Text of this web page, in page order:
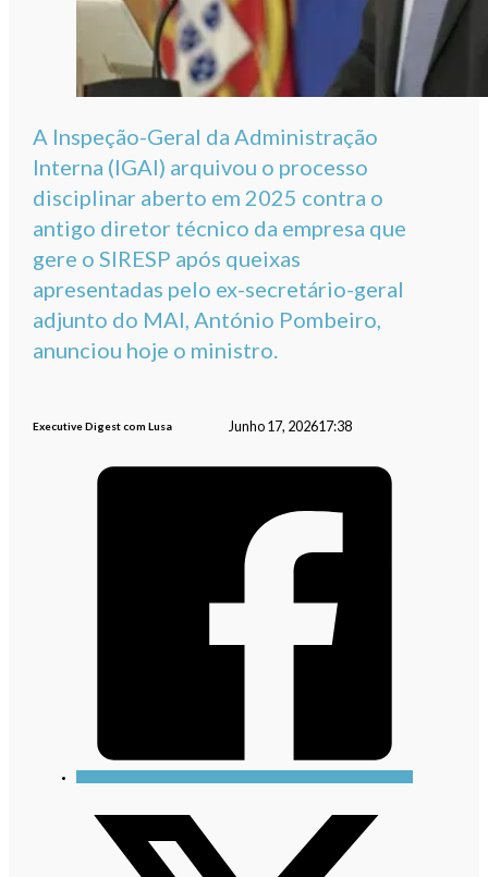
A Inspeção-Geral da Administração
Interna (IGAI) arquivou o processo
disciplinar aberto em 2025 contra o
antigo diretor técnico da empresa que
gere o SIRESP após queixas
apresentadas pelo ex-secretário-geral
adjunto do MAI, António Pombeiro,
anunciou hoje o ministro.
Executive Digest com Lusa Junho 17, 202617:38